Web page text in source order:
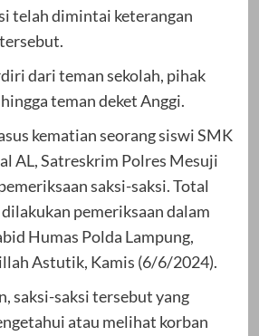
telah dimintai keterangan
dari teman sekolah, pihak
teman deket Anggi.
kematian seorang siswi SMK
AL, Satreskrim Polres Mesuji
saksi-saksi. Total
dilakukan pemeriksaan dalam
Humas Polda Lampung,
Astutik, Kamis (6/6/2024).
saksi-saksi tersebut yang
atau melihat korban